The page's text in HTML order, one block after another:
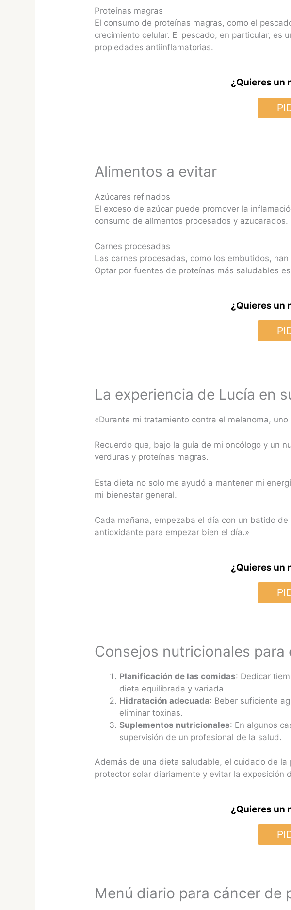
Proteínas magras
El consumo de proteínas magras, como el
crecimiento celular. El pescado, en particular, es
propiedades antiinflamatorias.
¿Quieres un
Alimentos a evitar
Azúcares refinados
El exceso de azúcar puede promover la
consumo de alimentos procesados y azucarados.
Carnes procesadas
Las carnes procesadas, como los embutidos,
Optar por fuentes de proteínas más saludables
¿Quieres un
La experiencia de Lucía en
«Durante mi tratamiento contra el melanoma,
Recuerdo que, bajo la guía de mi oncólogo y un
verduras y proteínas magras.
Esta dieta no solo me ayudó a mantener mi
mi bienestar general.
Cada mañana, empezaba el día con un batido
antioxidante para empezar bien el día.»
¿Quieres un
Consejos nutricionales para
Planificación de las comidas: Dedicar
dieta equilibrada y variada.
Hidratación adecuada: Beber suficiente
eliminar toxinas.
Suplementos nutricionales: En algunos
supervisión de un profesional de la salud.
Además de una dieta saludable, el cuidado de
protector solar diariamente y evitar la exposición
¿Quieres un
Menú diario para cáncer de